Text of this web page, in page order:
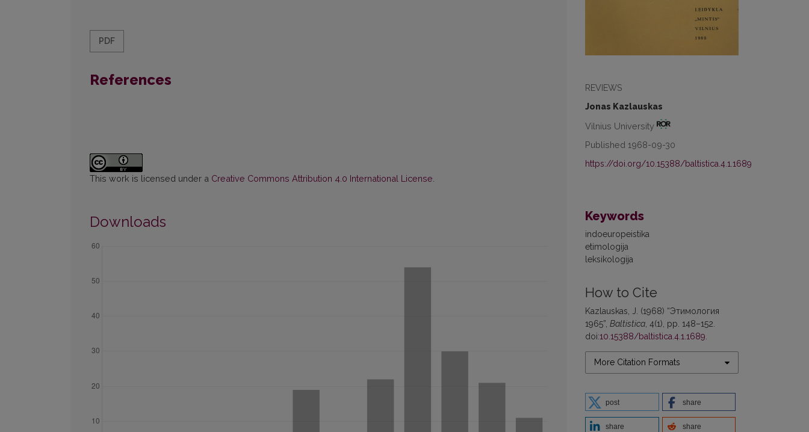
REVIEWS
Jonas Kazlauskas
Vilnius University
Published 1968-09-30
https://doi.org/10.15388/baltistica.4.1.1689
Keywords
indoeuropeistika
etimologija
leksikologija
How to Cite
Kazlauskas, J. (1968) “Этимология
1965”, Baltistica, 4(1), pp. 148–152.
doi:10.15388/baltistica.4.1.1689.
More Citation Formats
post share
share share
PDF
References
This work is licensed under a Creative Commons Attribution 4.0 International License
Downloads